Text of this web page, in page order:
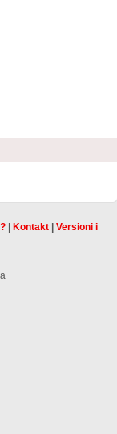
| Kontakt| Versioni i